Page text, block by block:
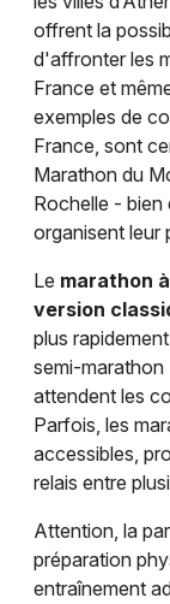
offrent la
d'affronter les
France et
exemples de
France, sont
Marathon du
Rochelle - bien
organisent leur
Le marathon à
version
plus
semi-marathon
attendent les
Parfois, les
accessibles,
relais entre
Attention, la
préparation
entraînement